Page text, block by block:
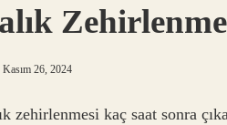
Kasım 26, 2024
zehirlenmesi kaç saat sonra